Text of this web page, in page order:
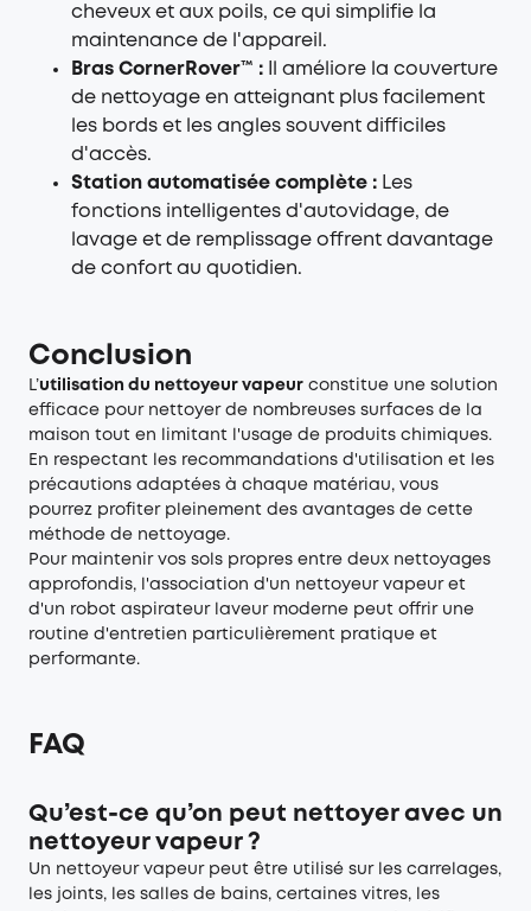
cheveux et aux poils, ce qui simplifie la
maintenance de l'appareil.
Bras CornerRover™ : Il améliore la couverture
de nettoyage en atteignant plus facilement
les bords et les angles souvent difficiles
d'accès.
Station automatisée complète : Les
fonctions intelligentes d'autovidage, de
lavage et de remplissage offrent davantage
de confort au quotidien.
Conclusion
L’utilisation du nettoyeur vapeur constitue une solution
efficace pour nettoyer de nombreuses surfaces de la
maison tout en limitant l'usage de produits chimiques.
En respectant les recommandations d'utilisation et les
précautions adaptées à chaque matériau, vous
pourrez profiter pleinement des avantages de cette
méthode de nettoyage.
Pour maintenir vos sols propres entre deux nettoyages
approfondis, l'association d'un nettoyeur vapeur et
d'un robot aspirateur laveur moderne peut offrir une
routine d'entretien particulièrement pratique et
performante.
FAQ
Qu’est-ce qu’on peut nettoyer avec un
nettoyeur vapeur ?
Un nettoyeur vapeur peut être utilisé sur les carrelages,
les joints, les salles de bains, certaines vitres, les